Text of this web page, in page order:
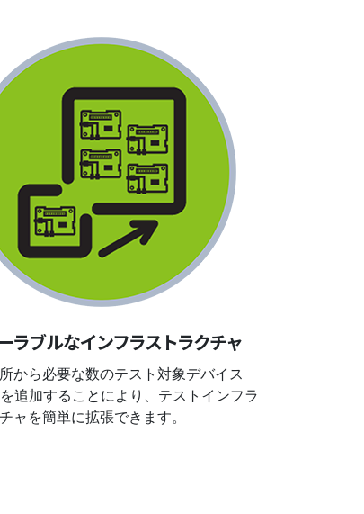
ラブルなインフラストラクチャ
から必要な数のテスト対象デバイス
を追加することにより、テストインフラ
ャを簡単に拡張できます。